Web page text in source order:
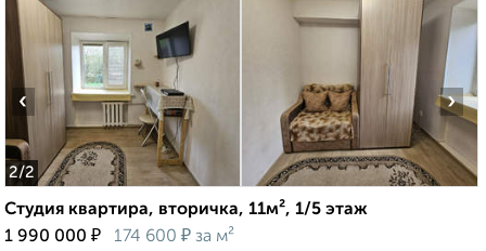
2/2
‹ ›
Студия квартира, вторичка, 11м², 1/5 этаж
1 990 000 ₽ 174 600 ₽ за м²